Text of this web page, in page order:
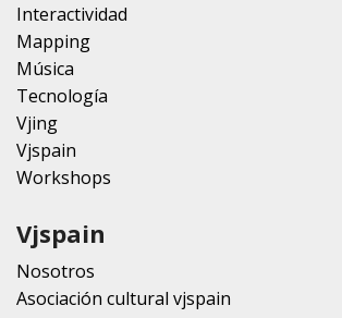
Interactividad
Mapping
Música
Tecnología
Vjing
Vjspain
Workshops
Vjspain
Nosotros
Asociación cultural vjspain